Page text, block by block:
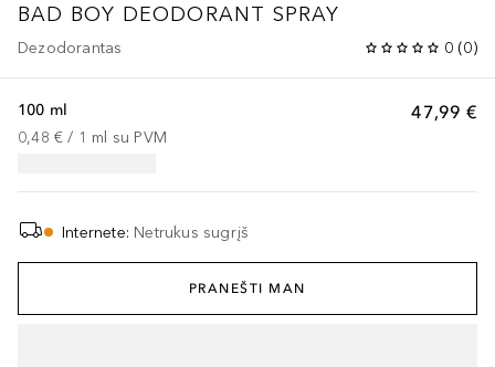
BAD BOY DEODORANT SPRAY
Dezodorantas 0 (0)
47,99 €
100 ml
0,48 € / 1 ml su PVM
Internete: Netrukus sugrįš
PRANEŠTI MAN